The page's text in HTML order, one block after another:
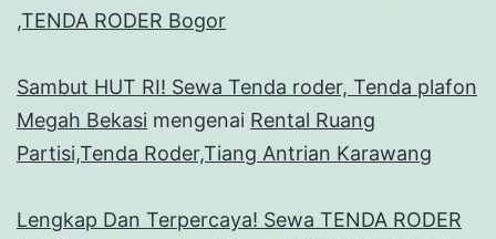
,TENDA RODER Bogor
Sambut HUT RI! Sewa Tenda roder, Tenda plafon
Megah Bekasi mengenai Rental Ruang
Partisi,Tenda Roder,Tiang Antrian Karawang
Lengkap Dan Terpercaya! Sewa TENDA RODER